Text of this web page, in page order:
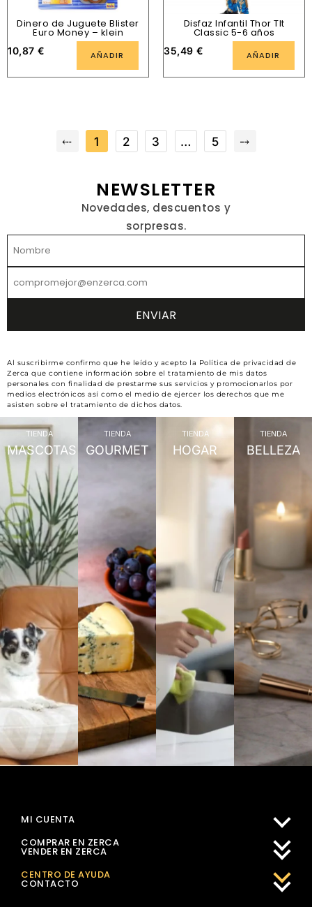
Dinero de Juguete Blister
Euro Money – klein
10,87 € AÑADIR
Disfaz Infantil Thor Tlt
Classic 5-6 años
35,49 € AÑADIR
⤎ 1 2 3 … 5 ⤍
NEWSLETTER
Novedades, descuentos y
sorpresas.
Al suscribirme confirmo que he leído y acepto la Política de privacidad de
Zerca que contiene información sobre el tratamiento de mis datos
personales con finalidad de prestarme sus servicios y promocionarlos por
medios electrónicos así como el medio de ejercer los derechos que me
asisten sobre el tratamiento de dichos datos.
TIENDA
MASCOTAS
TIENDA
GOURMET
TIENDA
HOGAR
TIENDA
BELLEZA
MI CUENTA
COMPRAR EN ZERCA
VENDER EN ZERCA
CENTRO DE AYUDA
CONTACTO